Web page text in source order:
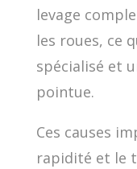
levage
les roues, ce
spécialisé et
pointue.
Ces causes
rapidité et le